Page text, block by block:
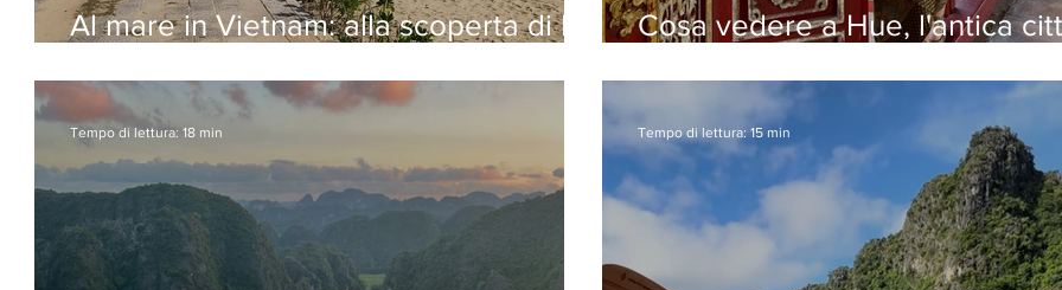
Al mare in Vietnam: alla scoperta di Da
Cosa vedere a Hue, l'antica
Tempo di lettura: 18 min Tempo di lettura: 15 min